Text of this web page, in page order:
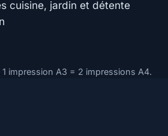
cuisine, jardin et détente
impression A3 = 2 impressions A4.